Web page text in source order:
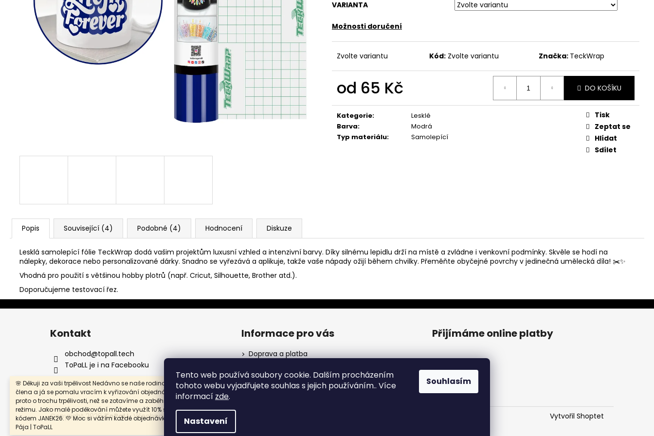
Tento web používá soubory cookie. Dalším procházením
tohoto webu vyjadřujete souhlas s jejich používáním.. Více
informací zde.
Nastavení
Souhlasím
🌸 Děkuji za vaši trpělivost Nedávno se naše rodina rozrostla o nového
člena a já se pomalu vracím k vyřizování objednávek. Prosím vás
proto o trochu trpělivosti, než se zotavíme a zaběhneme do nového
režimu. Jako malé poděkování můžete využít 10% slevu na celý nákup s
kódem JANEK26. 💛 Moc si vážím každé objednávky i vaší podpory. ✨
Pája | ToPaLL
VARIANTA
Možnosti doručení
Zvolte variantu Kód: Zvolte variantu Značka: TeckWrap
od 65 Kč DO KOŠÍKU
Kategorie:
Lesklé
Barva:
Modrá
Typ materiálu: Samolepící
Tisk
Zeptat se
Hlídat
Sdílet
Popis Související (4) Podobné (4) Hodnocení Diskuze
Lesklá samolepící fólie TeckWrap dodá vašim projektům luxusní vzhled a intenzivní barvy. Díky silnému lepidlu drží na místě a zvládne i venkovní podmínky. Skvěle se hodí na
nálepky, dekorace nebo personalizované dárky. Snadno se vyřezává a aplikuje, takže vaše nápady ožijí během chvilky. Přeměňte obyčejné povrchy v jedinečná umělecká díla! ✂️✨
Vhodná pro použití s většinou hobby plotrů (např. Cricut, Silhouette, Brother atd.).
Doporučujeme testovací řez.
Z
Kontakt
obchod@topall.tech
ToPaLL je i na Facebooku
Informace pro vás
Doprava a platba
Podmínky ochrany osobních údajů
Přijímáme online platby
Vytvořil Shoptet
Copyright 2026ToPaLL. Všechna práva vyhrazena.